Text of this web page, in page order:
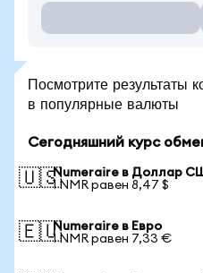
Посмотрите
в популярные валюты
Сегодняшний курс
🇺🇸Numeraire в Доллар
1 NMR равен 8,47 $
🇪🇺Numeraire в Евро
1 NMR равен 7,33 €